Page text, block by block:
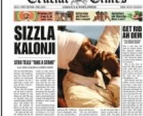
FOUR: the beatles : mono
& stereo box (apple)
ÅRETS LIVE-DOKUMENT:
tom petty & the
heartbreakers : the live
anthology (reprise) ÅRETS
STUDIOÄSS: works
progress administration :